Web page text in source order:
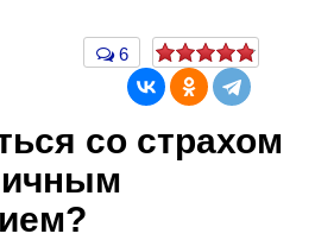
6
со страхом